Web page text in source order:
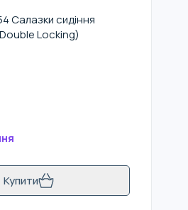
Салазки сидіння
Locking)
Купити